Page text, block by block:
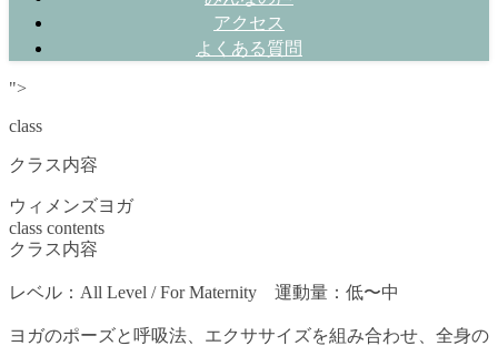
アクセス
よくある質問
">
class
クラス内容
ウィメンズヨガ
class contents
クラス内容
レベル：All Level / For Maternity 運動量：低〜中
ヨガのポーズと呼吸法、エクササイズを組み合わせ、全身の